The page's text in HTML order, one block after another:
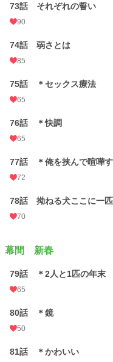
73話 それぞれの誓い
90
74話 弱さとは
85
75話 ＊セックス療法
65
76話 ＊快調
65
77話 ＊俺を挟んで喧嘩す
72
78話 拗ねる犬ここに一匹
70
幕間 新春
79話 ＊2人と1匹の年末
65
80話 ＊鏡
50
81話 ＊かわいい